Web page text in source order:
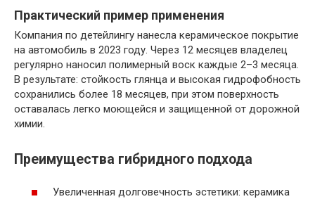
Практический пример применения
Компания по детейлингу нанесла керамическое покрытие
на автомобиль в 2023 году. Через 12 месяцев владелец
регулярно наносил полимерный воск каждые 2–3 месяца.
В результате: стойкость глянца и высокая гидрофобность
сохранились более 18 месяцев, при этом поверхность
оставалась легко моющейся и защищенной от дорожной
химии.
Преимущества гибридного подхода
Увеличенная долговечность эстетики: керамика